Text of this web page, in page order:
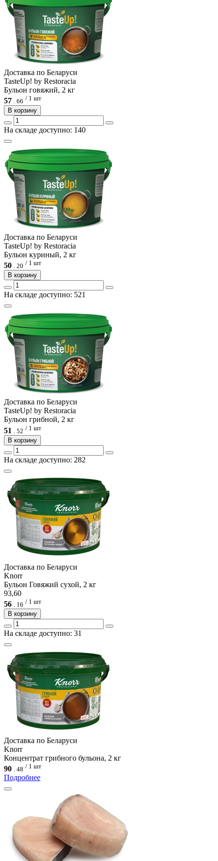
Доcтавка по Беларуси
TasteUp! by Restoracia
Бульон говяжий, 2 кг
57 . 66 / 1 шт
В корзину
На складе доступно: 140
Доcтавка по Беларуси
TasteUp! by Restoracia
Бульон куриный, 2 кг
50 . 20 / 1 шт
В корзину
На складе доступно: 521
Доcтавка по Беларуси
TasteUp! by Restoracia
Бульон грибной, 2 кг
51
52 / 1 шт
В корзину
На складе доступно: 282
Доcтавка по Беларуси
Knorr
Бульон Говяжий сухой, 2 кг
93,60
56 . 16 / 1 шт
В корзину
На складе доступно: 31
Доcтавка по Беларуси
Knorr
Концентрат грибного бульона, 2 кг
90 . 48 / 1 шт
Подробнее